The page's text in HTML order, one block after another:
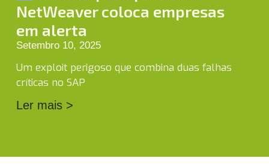
NetWeaver coloca empresas
em alerta
Setembro 10, 2025
Um exploit perigoso que combina duas falhas
críticas no SAP
Ler mais >